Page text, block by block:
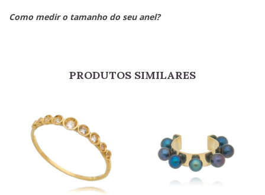
Como medir o tamanho do seu anel?
PRODUTOS SIMILARES